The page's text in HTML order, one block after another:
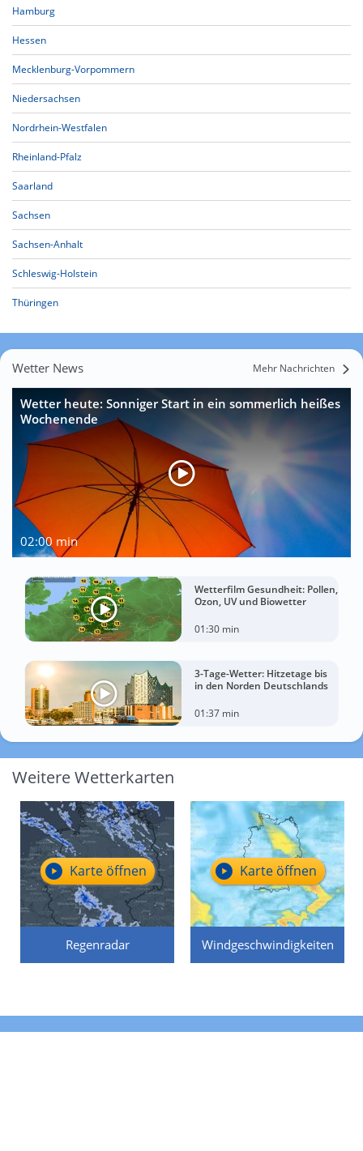
Hamburg
Hessen
Mecklenburg-Vorpommern
Niedersachsen
Nordrhein-Westfalen
Rheinland-Pfalz
Saarland
Sachsen
Sachsen-Anhalt
Schleswig-Holstein
Thüringen
Wetter News Mehr Nachrichten
Wetter heute: Sonniger Start in ein sommerlich heißes
Wochenende
02:00 min
Wetterfilm Gesundheit: Pollen,
Ozon, UV und Biowetter
01:30 min
3-Tage-Wetter: Hitzetage bis
in den Norden Deutschlands
01:37 min
Weitere Wetterkarten
Regenradar
Karte öffnen
Windgeschwindigkeiten
Karte öffnen